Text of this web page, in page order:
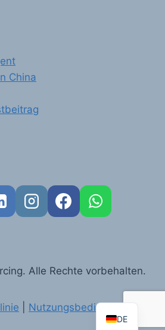
China
Alle Rechte vorbehalten.
Nutzungsbedingungen
DE